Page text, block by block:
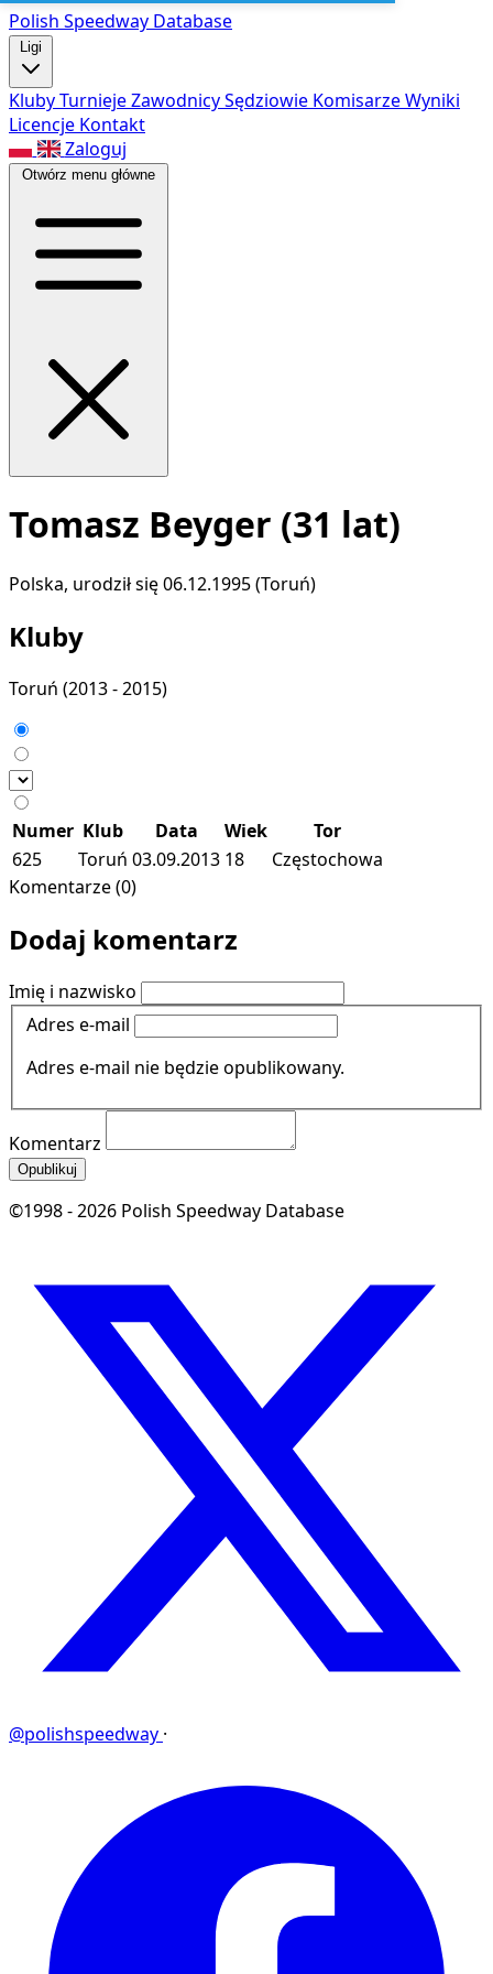
Polish Speedway Database
Ligi
KlubyTurniejeZawodnicySędziowie KomisarzeWyniki
Licencje Kontakt
Zaloguj
Otwórz menu główne
Tomasz Beyger (31 lat)
Polska, urodził się 06.12.1995 (Toruń)
Kluby
Toruń (2013 - 2015)
Numer Klub Data Wiek
Tor
625
Toruń 03.09.2013 18
Częstochowa
Komentarze (0)
Dodaj komentarz
Imię i nazwisko
Adres e-mail
Adres e-mail nie będzie opublikowany.
Komentarz
Opublikuj
©1998 - 2026 Polish Speedway Database
@polishspeedway ·